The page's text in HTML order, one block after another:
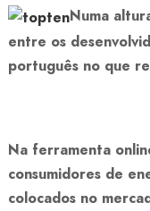
Numa
entre os
português no que
Na ferramenta
consumidores de
colocados no